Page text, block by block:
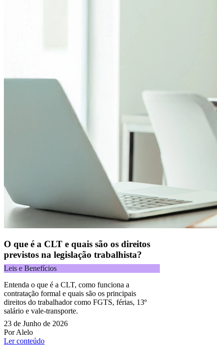
O que é a CLT e quais são os direitos
previstos na legislação trabalhista?
Leis e Benefícios
Entenda o que é a CLT, como funciona a
contratação formal e quais são os principais
direitos do trabalhador como FGTS, férias, 13º
salário e vale-transporte.
23 de Junho de 2026
Por Alelo
Ler conteúdo